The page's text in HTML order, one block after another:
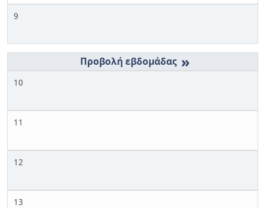
9
»
10
11
12
13